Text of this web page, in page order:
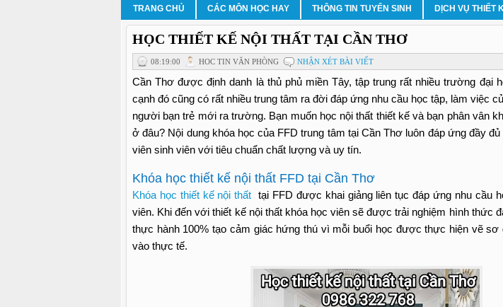
TRANG CHỦ CÁC MÔN HỌC HAY THÔNG TIN TUYỂN SINH DỊCH VỤ THIẾT
HỌC THIẾT KẾ NỘI THẤT TẠI CẦN THƠ
08:19:00 HOC TIN VĂN PHÒNG NHẬN XÉT BÀI VIẾT
Cần Thơ được định danh là thủ phủ miền Tây, tập trung rất nhiều trường đại
cạnh đó cũng có rất nhiều trung tâm ra đời đáp ứng nhu cầu học tập, làm việc
người bạn trẻ mới ra trường. Bạn muốn học nội thất thiết kế và bạn phân vân
ở đâu? Nội dung khóa học của FFD trung tâm tại Cần Thơ luôn đáp ứng đầy
viên sinh viên với tiêu chuẩn chất lượng và uy tín.
Khóa học thiết kế nội thất FFD tại Cần Thơ
Khóa học thiết kế nội thất tại FFD được khai giảng liên tục đáp ứng nhu cầu
viên. Khi đến với thiết kế nội thất khóa học viên sẽ được trải nghiệm hình thức
thực hành 100% tạo cảm giác hứng thú vì mỗi buổi học được thực hiện vẽ sơ
vào thực tế.